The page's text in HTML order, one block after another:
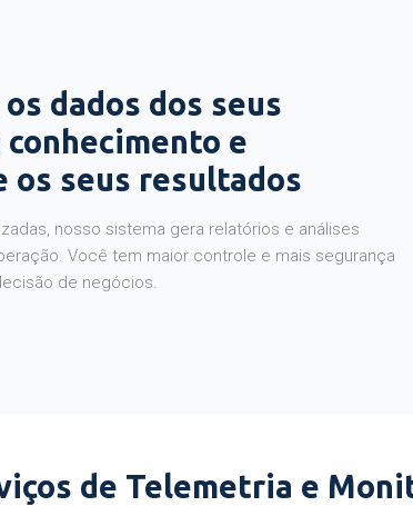
dados dos seus
e
os seus resultados
nosso sistema gera relatórios e análises
Você tem maior controle e mais segurança
de negócios.
de Telemetria e